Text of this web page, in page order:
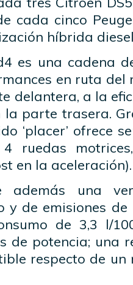
cada cinco
híbrida
es una cadena
en ruta del
delantera, a la
la parte trasera.
‘placer’ ofrece
ruedas
en la aceleración).
además una
y de emisiones
de 3,3 l/
de potencia; una
respecto de